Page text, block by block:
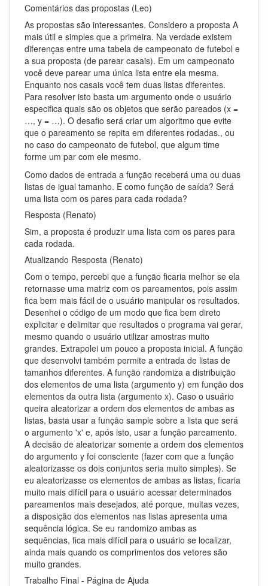
Comentários das propostas (Leo)
As propostas são interessantes. Considero a proposta A
mais útil e simples que a primeira. Na verdade existem
diferenças entre uma tabela de campeonato de futebol e
a sua proposta (de parear casais). Em um campeonato
você deve parear uma única lista entre ela mesma.
Enquanto nos casais você tem duas listas diferentes.
Para resolver isto basta um argumento onde o usuário
especifica quais são os objetos que serão pareados (x =
…, y = …). O desafio será criar um algoritmo que evite
que o pareamento se repita em diferentes rodadas., ou
no caso do campeonato de futebol, que algum time
forme um par com ele mesmo.
Como dados de entrada a função receberá uma ou duas
listas de igual tamanho. E como função de saída? Será
uma lista com os pares para cada rodada?
Resposta (Renato)
Sim, a proposta é produzir uma lista com os pares para
cada rodada.
Atualizando Resposta (Renato)
Com o tempo, percebi que a função ficaria melhor se ela
retornasse uma matriz com os pareamentos, pois assim
fica bem mais fácil de o usuário manipular os resultados.
Desenhei o código de um modo que fica bem direto
explicitar e delimitar que resultados o programa vai gerar,
mesmo quando o usuário utilizar amostras muito
grandes. Extrapolei um pouco a proposta inicial. A função
que desenvolvi também permite a entrada de listas de
tamanhos diferentes. A função randomiza a distribuição
dos elementos de uma lista (argumento y) em função dos
elementos da outra lista (argumento x). Caso o usuário
queira aleatorizar a ordem dos elementos de ambas as
listas, basta usar a função sample sobre a lista que será
o argumento 'x' e, após isto, usar a função pareamento.
A decisão de aleatorizar somente a ordem dos elementos
do argumento y foi consciente (fazer com que a função
aleatorizasse os dois conjuntos seria muito simples). Se
eu aleatorizasse os elementos de ambas as listas, ficaria
muito mais difícil para o usuário acessar determinados
pareamentos mais desejados, até porque, muitas vezes,
a disposição dos elementos nas listas apresenta uma
sequência lógica. Se eu randomizo ambas as
sequências, fica mais difícil para o usuário se localizar,
ainda mais quando os comprimentos dos vetores são
muito grandes.
Trabalho Final - Página de Ajuda